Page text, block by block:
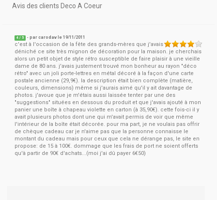
Avis des clients Deco A Coeur
4 / 5 - parcarodav le 19/11/2011
c'est à l'occasion de la fête des grands-mères que j'avais
déniché ce site très mignon de décoration pour la maison. je cherchais
alors un petit objet de style rétro susceptible de faire plaisir à une vieille
dame de 80 ans. j'avais justement trouvé mon bonheur au rayon "déco
rétro" avec un joli porte-lettres en métal décoré à la façon d'une carte
postale ancienne (29,9€). la description était bien complète (matière,
couleurs, dimensions) même si j'aurais aimé qu'il y ait davantage de
photos. j'avoue que je m'étais aussi laissée tenter par une des
"suggestions" situées en dessous du produit et que j'avais ajouté à mon
panier une boîte à chapeau violette en carton (à 35,90€). cette fois-ci il y
avait plusieurs photos dont une qui m'avait permis de voir que même
l'intérieur de la boîte était décorée. pour ma part, je ne voulais pas offrir
de chèque cadeau car je n'aime pas que la personne connaisse le
montant du cadeau mais pour ceux que cela ne dérange pas, le site en
propose: de 15 à 100€. dommage que les frais de port ne soient offerts
qu'à partir de 90€ d'achats...(moi j'ai dû payer 6€50)